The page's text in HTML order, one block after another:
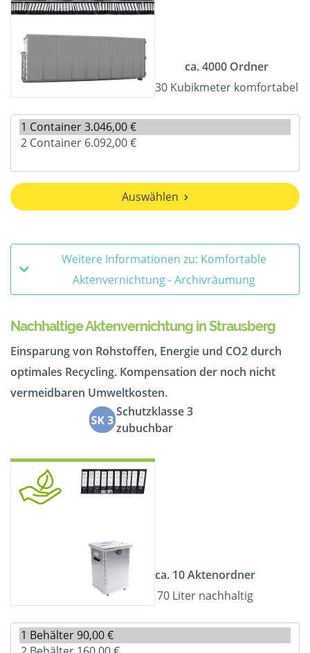
ca. 4000 Ordner
30 Kubikmeter komfortabel
Auswählen
Weitere Informationen zu: Komfortable
Aktenvernichtung - Archivräumung
Nachhaltige Aktenvernichtung in Strausberg
Einsparung von Rohstoffen, Energie und CO2 durch
optimales Recycling. Kompensation der noch nicht
vermeidbaren Umweltkosten.
Schutzklasse 3
zubuchbar
ca. 10 Aktenordner
70 Liter nachhaltig